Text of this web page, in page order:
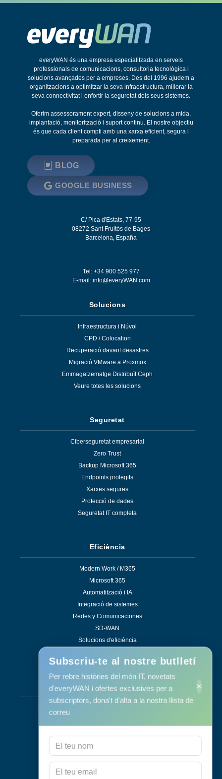
everyWAN és una empresa especialitzada en serveis
professionals de comunicacions, consultoria tecnològica i
solucions avançades per a empreses. Des del 1996 ajudem a
organitzacions a optimitzar la seva infraestructura, millorar la
seva connectivitat i enfortir la seguretat dels seus sistemes.
Oferim assessorament expert, disseny de solucions a mida,
implantació, monitorització i suport continu. El nostre objectiu
és que cada client compti amb una xarxa eficient, segura i
preparada per al creixement.
BLOG
GOOGLE BUSINESS
C/ Pica d'Estats, 77-95
08272 Sant Fruitós de Bages
Barcelona, España
Tel: +34 900 525 977
E-mail: info@everyWAN.com
Solucions
Infraestructura i Núvol
CPD / Colocation
Recuperació davant desastres
Migració VMware a Proxmox
Emmagatzematge Distribuït Ceph
Veure totes les solucions
Seguretat
Ciberseguretat empresarial
Zero Trust
Backup Microsoft 365
Endpoints protegits
Xarxes segures
Protecció de dades
Seguretat IT completa
Eficiència
Modern Work / M365
Microsoft 365
Automatització i IA
Integració de sistemes
Redes y Comunicaciones
SD-WAN
Solucions d'eficiència
Serveis
Programa RID
Contacte
Subscriu-te al nostre butlletí
Per rebre històries del món IT, novetats
d'everyWAN i ofertes exclusives per a
subscriptors, dona't d'alta a la nostra llista de
correu
×